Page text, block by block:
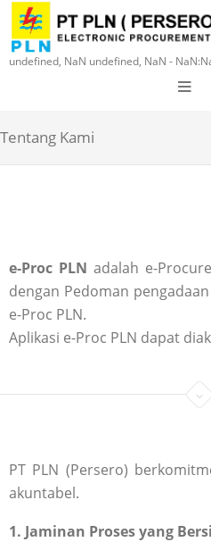
undefined, NaN undefined, NaN -
Tentang Kami
e-Proc PLN adalah e-
dengan Pedoman
e-Proc PLN.
Aplikasi e-Proc PLN dapat
PT PLN (Persero)
akuntabel.
1. Jaminan Proses yang